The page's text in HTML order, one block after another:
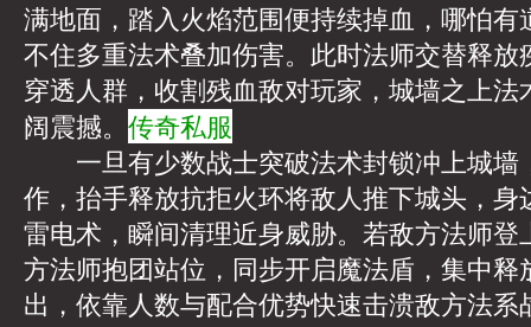
满地面，踏入火焰范围便持续掉血，哪怕有
不住多重法术叠加伤害。此时法师交替释放
穿透人群，收割残血敌对玩家，城墙之上法
阔震撼。 传奇私服
一旦有少数战士突破法术封锁冲上城墙
作，抬手释放抗拒火环将敌人推下城头，身
雷电术，瞬间清理近身威胁。若敌方法师登
方法师抱团站位，同步开启魔法盾，集中释
出，依靠人数与配合优势快速击溃敌方法系